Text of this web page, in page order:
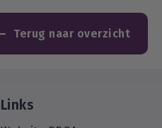
Terug naar overzicht
Links